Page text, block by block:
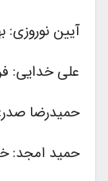
آیین نوروزی:
علی خدایی:
حمیدرضا صدر:
حمید امجد: